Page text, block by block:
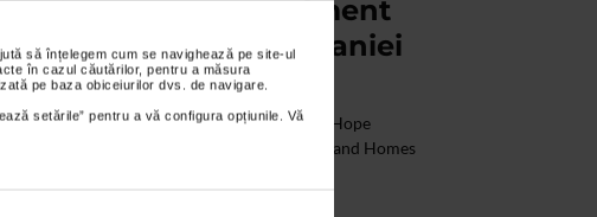
să înțelegem cum se navighează pe site-ul
în cazul căutărilor, pentru a măsura
pe baza obiceiurilor dvs. de navigare.
setările” pentru a vă configura opțiunile. Vă
Concert, un eveniment
vulnerabili ai Romaniei
Roman va gazdui cea de-a patra editie a Hope
si caritabil organizat de Fundatia Hope and Homes